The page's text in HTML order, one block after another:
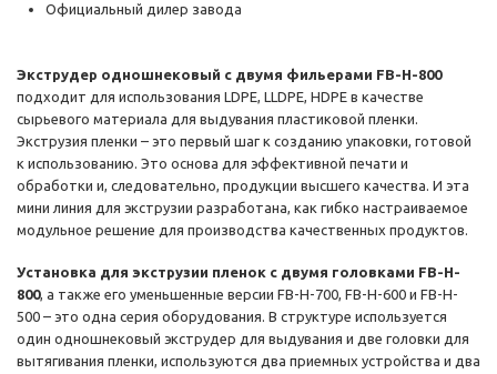
Официальный дилер завода
Экструдер одношнековый с двумя фильерами FB-H-800
подходит для использования LDPE, LLDPE, HDPE в качестве
сырьевого материала для выдувания пластиковой пленки.
Экструзия пленки – это первый шаг к созданию упаковки, готовой
к использованию. Это основа для эффективной печати и
обработки и, следовательно, продукции высшего качества. И эта
мини линия для экструзии разработана, как гибко настраиваемое
модульное решение для производства качественных продуктов.
Установка для экструзии пленок с двумя головками FB-H-
800, а также его уменьшенные версии FB-H-700, FB-H-600 и FB-H-
500 – это одна серия оборудования. В структуре используется
один одношнековый экструдер для выдувания и две головки для
вытягивания пленки, используются два приемных устройства и два